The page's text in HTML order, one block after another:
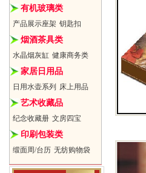
有机玻璃类
产品展示座架 钥匙扣
烟酒茶具类
水晶烟灰缸 健康商务类
家居日用品
日用水壶系列 床上用品
艺术收藏品
纪念收藏册 文房四宝
印刷包装类
缎面周/台历 无纺购物袋